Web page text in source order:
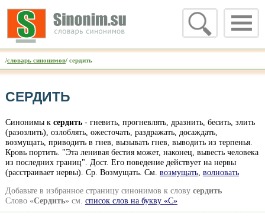
/словарь синонимов/ сердить
СЕРДИТЬ
Синонимы к сердить- гневить, прогневлять, дразнить, бесить, злить
(разозлить), озлоблять, ожесточать, раздражать, досаждать,
возмущать, приводить в гнев, вызывать гнев, выводить из терпенья.
Кровь портить. "Эта ленивая бестия может, наконец, вывесть человека
из последних границ". Дост. Его поведение действует на нервы
(расстраивает нервы). Ср. Возмущать. Cм. возмущать, волновать
Добавьте в избранное страницу синонимов к слову сердить
Слово «Сердить» см. список слов на букву «С»